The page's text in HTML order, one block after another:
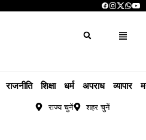
राजनीति शिक्षा धर्म अपराध व्यापार
राज्य चुनें शहर चुनें